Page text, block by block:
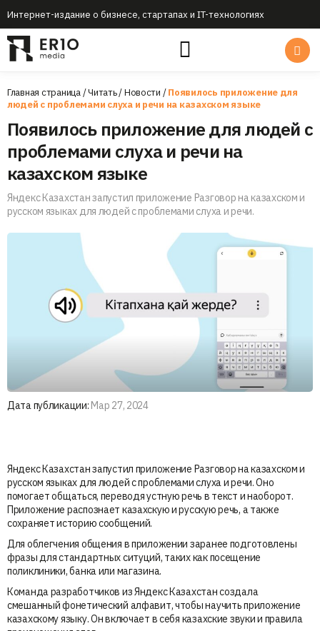
Интернет-издание о бизнесе, стартапах и IT-технологиях
Главная страница/Читать/Новости /Появилось приложение для
людей с проблемами слуха и речи на казахском языке
Появилось приложение для людей с
проблемами слуха и речи на
казахском языке
Яндекс Казахстан запустил приложение Разговор на казахском и
русском языках для людей с проблемами слуха и речи.
Дата публикации: Мар 27, 2024
Яндекс Казахстан запустил приложение Разговор на казахском и
русском языках для людей с проблемами слуха и речи. Оно
помогает общаться, переводя устную речь в текст и наоборот.
Приложение распознает казахскую и русскую речь, а также
сохраняет историю сообщений.
Для облегчения общения в приложении заранее подготовлены
фразы для стандартных ситуций, таких как посещение
поликлиники, банка или магазина.
Команда разработчиков из Яндекс Казахстан создала
смешанный фонетический алфавит, чтобы научить приложение
казахскому языку. Он включает в себя казахские звуки и правила